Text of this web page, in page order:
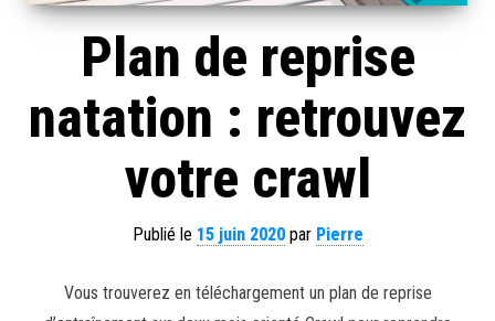
Plan de reprise
natation : retrouvez
votre crawl
Publié le 15 juin 2020par Pierre
Vous trouverez en téléchargement un plan de reprise